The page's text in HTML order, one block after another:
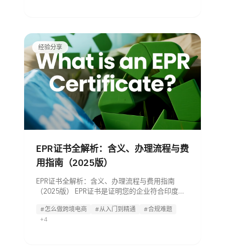
经验分享
EPR证书全解析：含义、办理流程与费
用指南（2025版）
EPR证书全解析：含义、办理流程与费用指南
（2025版） EPR证书是证明您的企业符合印度废
委员会（CPCB）注册后获取。该证书要求生产
者、进口商和品牌方对其产品废弃物的回收处理
#怎么做跨境电商 #从入门到精通
#合规难题
+4